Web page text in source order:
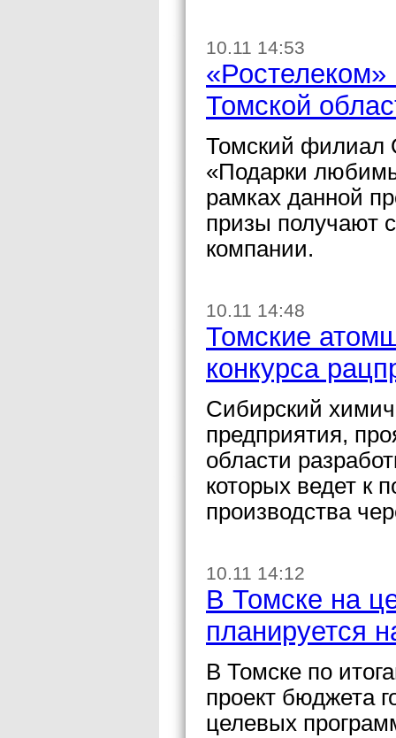
10.11 14:53
Томской
Томский филиал
«Подарки
рамках данной
призы получают
компании.
10.11 14:48
Томские
конкурса
Сибирский
предприятия,
области
которых ведет к
производства
10.11 14:12
В Томске на
планируется
В Томске по
проект бюджета
целевых